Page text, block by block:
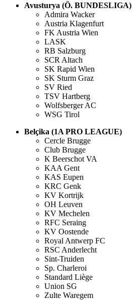
Avusturya (Ö. BUNDESLIGA)
Admira Wacker
Austria Klagenfurt
FK Austria Wien
LASK
RB Salzburg
SCR Altach
SK Rapid Wien
SK Sturm Graz
SV Ried
TSV Hartberg
Wolfsberger AC
WSG Tirol
Belçika (1A PRO LEAGUE)
Cercle Brugge
Club Brugge
K Beerschot VA
KAA Gent
KAS Eupen
KRC Genk
KV Kortrijk
OH Leuven
KV Mechelen
RFC Seraing
KV Oostende
Royal Antwerp FC
RSC Anderlecht
Sint-Truiden
Sp. Charleroi
Standard Liège
Union SG
Zulte Waregem